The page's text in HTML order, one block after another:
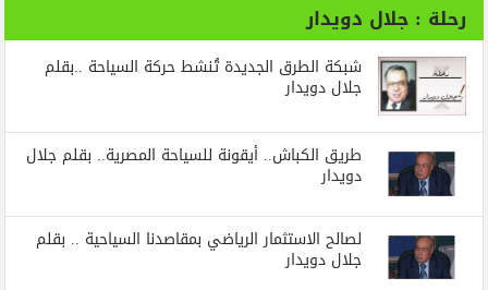
رحلة : جلال دويدار
شبكة الطرق الجديدة تُنشط حركة السياحة ..بقلم
جلال دويدار
طريق الكباش.. أيقونة للسياحة المصرية.. بقلم جلال
دويدار
لصالح الاستثمار الرياضي بمقاصدنا السياحية .. بقلم
جلال دويدار